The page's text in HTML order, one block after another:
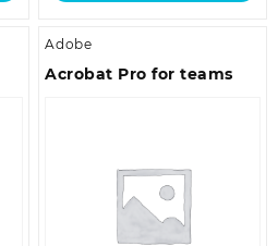
Adobe
Acrobat Pro for teams